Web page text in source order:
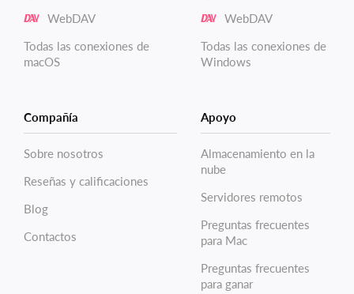
WebDAV
Todas las conexiones de
macOS
WebDAV
Todas las conexiones de
Windows
Compañía
Sobre nosotros
Reseñas y calificaciones
Blog
Contactos
Apoyo
Almacenamiento en la
nube
Servidores remotos
Preguntas frecuentes
para Mac
Preguntas frecuentes
para ganar